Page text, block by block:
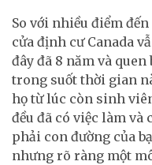
So với nhiều điểm
cửa định cư Canada
đây đã 8 năm và
trong suốt thời gian
họ từ lúc còn sinh
đều đã có việc làm và
phải con đường của
nhưng rõ ràng một